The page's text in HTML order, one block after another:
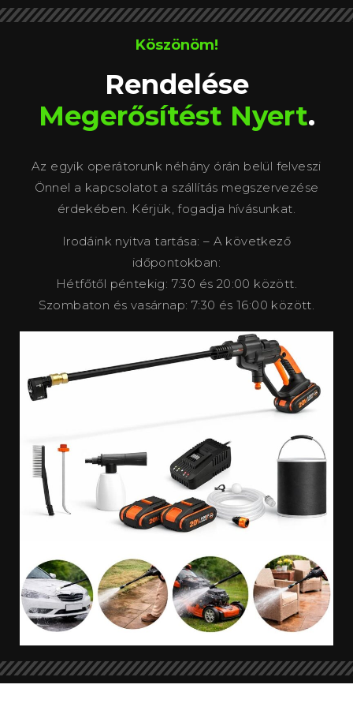
Köszönöm!
Rendelése
Megerősítést Nyert.
Az egyik operátorunk néhány órán belül felveszi
Önnel a kapcsolatot a szállítás megszervezése
érdekében. Kérjük, fogadja hívásunkat.
Irodáink nyitva tartása: – A következő
időpontokban:
Hétfőtől péntekig: 7:30 és 20:00 között.
Szombaton és vasárnap: 7:30 és 16:00 között.